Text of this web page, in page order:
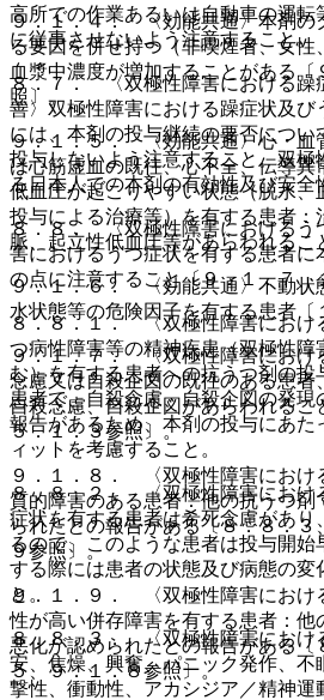
９．１．４． 〈効能共通〉本剤の
る要因を併せ持つ（非喫煙者、女
血漿中濃度が増加することがある〔
照〕。
９．１．５． 〈効能共通〉心・血
は心筋虚血の既往、心不全、伝導異
低血圧が起こりやすい状態（脱水、
投与による治療等）を有する患者：
脈、起立性低血圧等があらわれるこ
９．１．６． 〈効能共通〉不動状
水状態等の危険因子を有する患者〔
９．１．７． 〈双極性障害におけ
念慮又は自殺企図の既往のある患者
自殺念慮、自殺企図があらわれるこ
５．１．３参照〕。
９．１．８． 〈双極性障害におけ
質的障害のある患者：他の抗うつ剤
られたとの報告がある〔８．８．３
９参照〕。
９．１．９． 〈双極性障害におけ
性が高い併存障害を有する患者：他
悪化が認められたとの報告がある〔
５、９．１．８参照〕。
高所での作業あるいは自動車の運転
に従事させないよう注意すること。
８．７． 〈双極性障害における躁
善〉双極性障害における躁症状及び
には、本剤の投与継続の要否につい
投与しないよう注意すること。双極
る日本人での本剤の有効性及び安全
８．８． 〈双極性障害におけるう
害におけるうつ症状を有する患者に
の点に注意すること〔９．１．７、
８．８．１． 〈双極性障害におけ
つ病性障害等の精神疾患（双極性障
む）を有する患者への抗うつ剤の投
患者で、自殺念慮、自殺企図の発
報告があるため、本剤の投与にあた
ィットを考慮すること。
８．８．２． 〈双極性障害におけ
症状を有する患者は希死念慮があり
るので、このような患者は投与開始
する際には患者の状態及び病態の変
と。
８．８．３． 〈双極性障害におけ
安、焦燥、興奮、パニック発作、不
撃性、衝動性、アカシジア／精神運